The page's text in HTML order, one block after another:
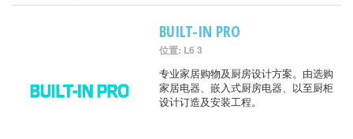
BUILT-IN PRO
位置: L6 3
专业家居购物及厨房设计方案。由选购
家居电器、嵌入式厨房电器、以至厨柜
设计订造及安装工程。